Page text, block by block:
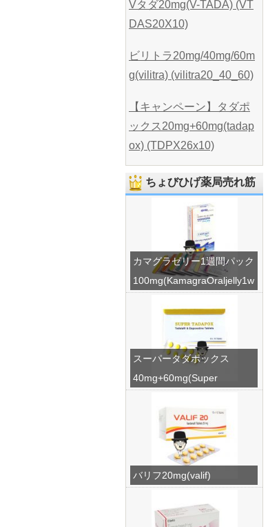
Vタダ20mg(V-TADA) (VT
DAS20X10)
ビリトラ20mg/40mg/60m
g(vilitra) (vilitra20_40_60)
【キャンペーン】タダポ
ックス20mg+60mg(tadap
ox) (TDPX26x10)
ちょびひげ薬局売れ筋
カマグラゼリー1週間パック
100mg(KamagraOraljelly1w
スーパータダポックス
40mg+60mg(Super
バリフ20mg(valif)